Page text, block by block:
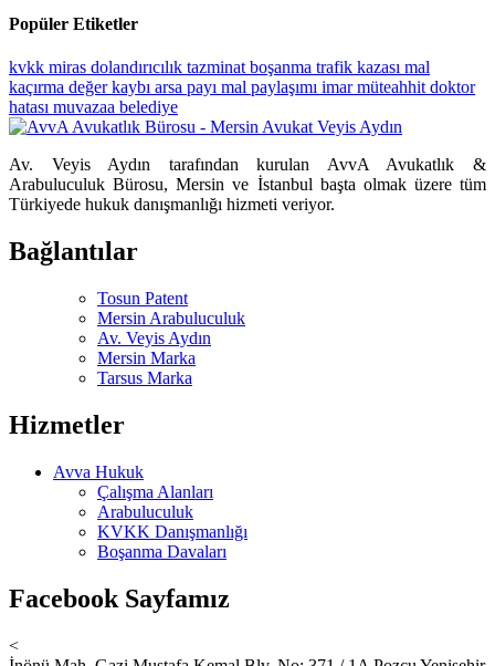
Popüler Etiketler
kvkk miras dolandırıcılık tazminatboşanma trafik kazası mal
kaçırma değer kaybı arsa payı mal paylaşımı imarmüteahhitdoktor
hatası muvazaa belediye
Av. Veyis Aydın tarafından kurulan AvvA Avukatlık &
Arabuluculuk Bürosu, Mersin ve İstanbul başta olmak üzere tüm
Türkiyede hukuk danışmanlığı hizmeti veriyor.
Bağlantılar
Tosun Patent
Mersin Arabuluculuk
Av. Veyis Aydın
Mersin Marka
Tarsus Marka
Hizmetler
Avva Hukuk
Çalışma Alanları
Arabuluculuk
KVKK Danışmanlığı
Boşanma Davaları
Facebook Sayfamız
<